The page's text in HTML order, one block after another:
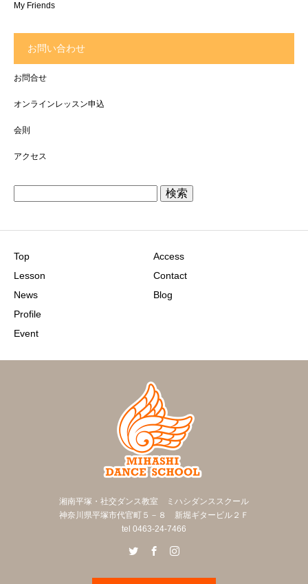
My Friends
お問い合わせ
お問合せ
オンラインレッスン申込
会則
アクセス
Top
Lesson
News
Profile
Event
Access
Contact
Blog
湘南平塚・社交ダンス教室 ミハシダンススクール
神奈川県平塚市代官町５－８ 新堀ギタービル２Ｆ
tel 0463-24-7466